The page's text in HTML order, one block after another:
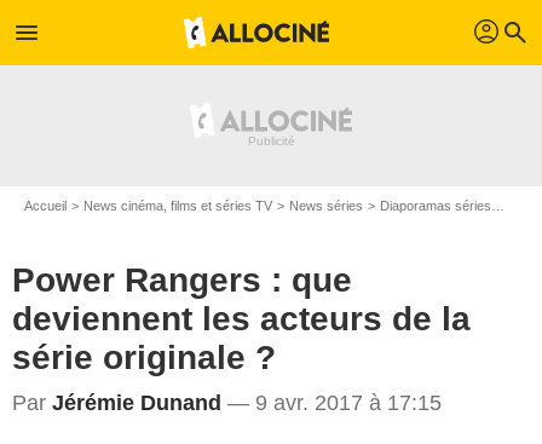
menu profil search
Accueil News cinéma, films et séries TV News séries Diaporamas séries
Power Rangers : que
deviennent les acteurs de la
série originale ?
Par Jérémie Dunand — 9 avr. 2017 à 17:15